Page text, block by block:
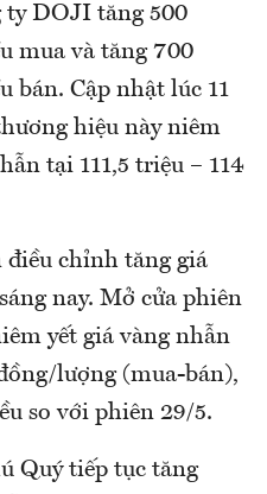
ty DOJI tăng 500
mua và tăng 700
bán. Cập nhật lúc 11
hiệu này niêm
tại 111,5 triệu – 114
điều chỉnh tăng giá
nay. Mở cửa phiên
yết giá vàng nhẫn
lượng (mua-bán),
so với phiên 29/5.
Quý tiếp tục tăng